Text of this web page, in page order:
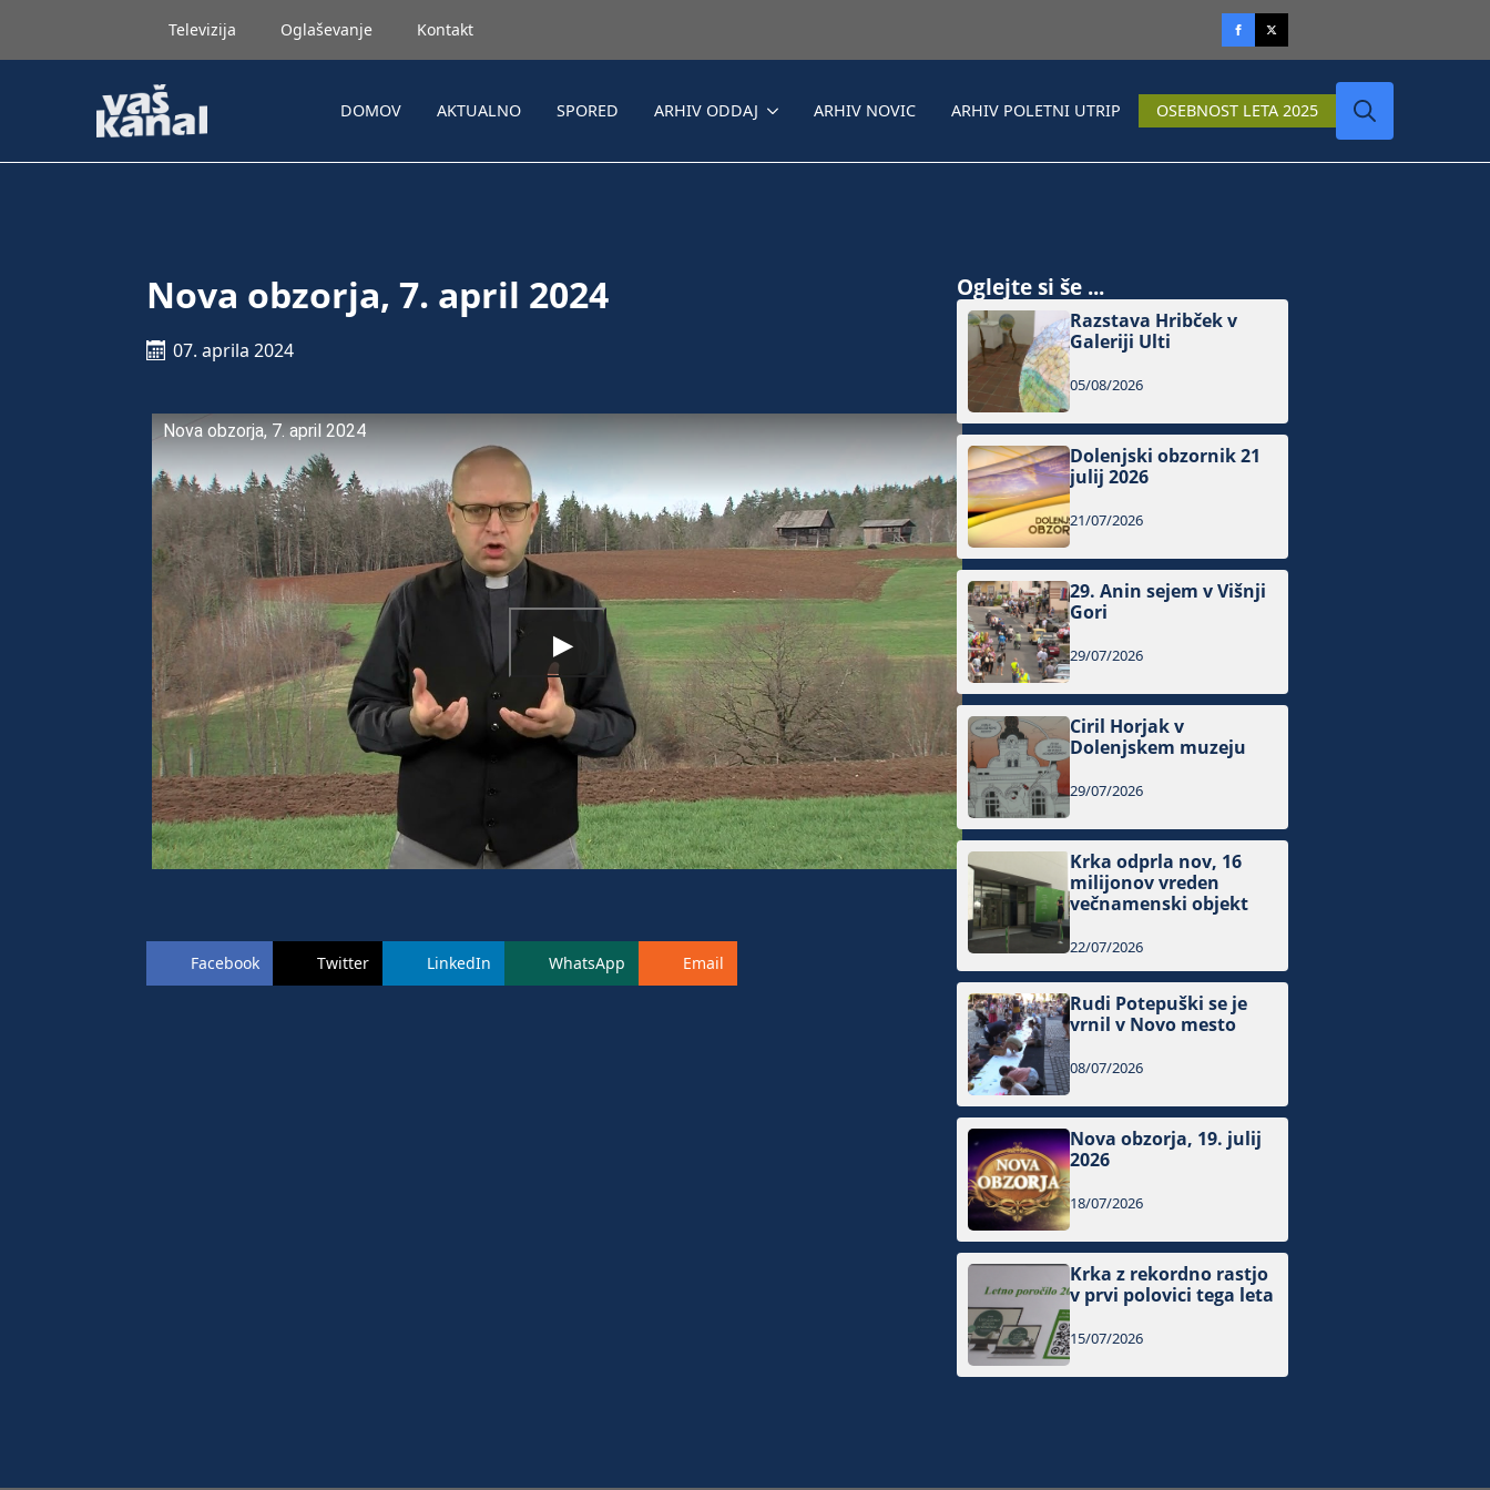
Televizija Oglaševanje Kontakt
DOMOV AKTUALNO SPORED ARHIV ODDAJ ARHIV NOVIC ARHIV POLETNI UTRIP OSEBNOST LETA 2025
Nova obzorja, 7. april 2024
07. aprila 2024
Nova obzorja, 7. april 2024
Facebook Twitter LinkedIn WhatsApp Email
Oglejte si še ...
Razstava Hribček v
Galeriji Ulti
05/08/2026
Dolenjski obzornik 21
julij 2026
21/07/2026
29. Anin sejem v Višnji
Gori
29/07/2026
Ciril Horjak v
Dolenjskem muzeju
29/07/2026
Krka odprla nov, 16
milijonov vreden
večnamenski objekt
22/07/2026
Rudi Potepuški se je
vrnil v Novo mesto
08/07/2026
Nova obzorja, 19. julij
2026
18/07/2026
Krka z rekordno rastjo
v prvi polovici tega leta
15/07/2026